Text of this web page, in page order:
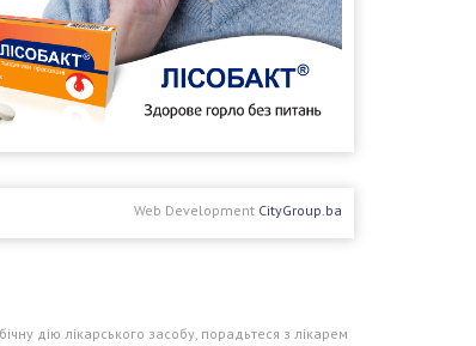
Web Development CityGroup.ba
дію лікарського засобу, порадьтеся з лікарем